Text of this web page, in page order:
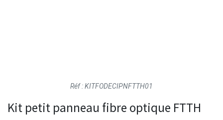
Réf : KITFODECIPNFTTH01
Kit petit panneau fibre optique FTTH